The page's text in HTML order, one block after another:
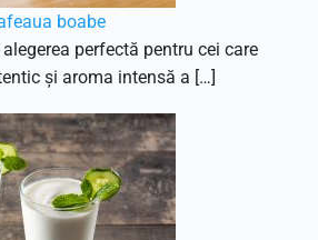
boabe
perfectă pentru cei care
și aroma intensă a […]